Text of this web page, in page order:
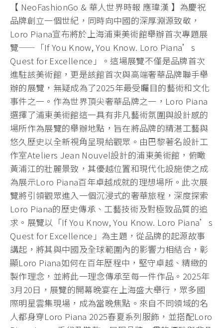
【 NeoFashionGo & 華人世界時報 應瑋漢 】為慶祝
品牌創立一個世紀，同時向中國的深厚淵源致敬，
Loro Piana宣布將於上海浦東美術館舉辦首次專題展
覽——「If You Know, You Know. Loro Piana’s
Quest for Excellence」。這場展覽不僅是品牌首次
進駐該美術館，更是該館首次與高端奢華品牌聯手舉
辦的展覽，無疑成為了2025年最受矚目的藝術和文化
事件之一。作為世界頂尖奢華品牌之一，Loro Piana
選擇了浦東美術館這一具有非凡藝術氛圍與設計感的
場所作為展覽的舉辦地點，旨在將品牌的精湛工藝與
悠久歷史以全新視角呈現給觀眾。由巴黎著名設計工
作室Ateliers Jean Nouvel設計的浦東美術館，俯瞰
黃浦江的壯麗景致，其優越位置和現代化設施使之成
為展示Loro Piana百年卓越成就的理想場所。此次展
覽將引領觀眾進入一個沉浸式的奢華旅程，深度探索
Loro Piana的歷史傳承、工藝技術及對極致品質的追
求。展覽以「If You Know, You Know. Loro Piana’s
Quest for Excellence」為主題，從品牌的起源故事
講起，將其與中國及全球範圍內的影響力相結合，彰
顯Loro Piana如何在百年歷程中，堅守卓越、精緻的
製作理念，並將此一理念傳承至每一件作品。2025年
3月20日，展覽的開幕晚宴在上海盛大舉行，眾多國
際明星雲集現場，成為當晚焦點。來自不同領域的名
人都身穿Loro Piana 2025春夏系列服飾，並搭配Loro